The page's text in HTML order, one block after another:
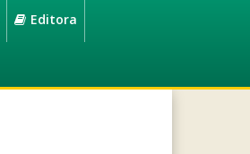
Editora